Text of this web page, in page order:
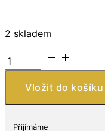
2 skladem
Monopoly
Board
Space:Vložit do košíku
Přijímáme